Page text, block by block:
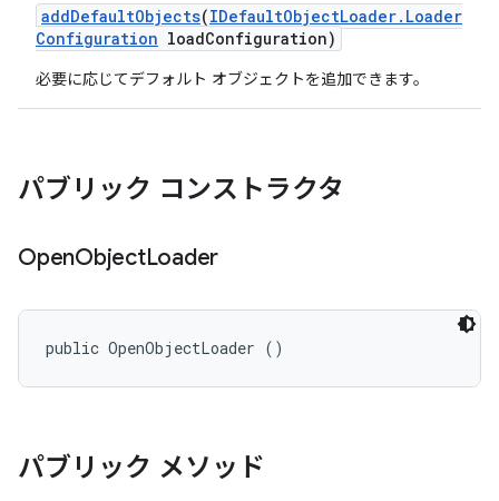
addDefaultObjects(IDefaultObjectLoader. Loader
Configuration loadConfiguration)
必要に応じてデフォルト オブジェクトを追加できます。
パブリック コンストラクタ
OpenObjectLoader
public OpenObjectLoader ()
パブリック メソッド